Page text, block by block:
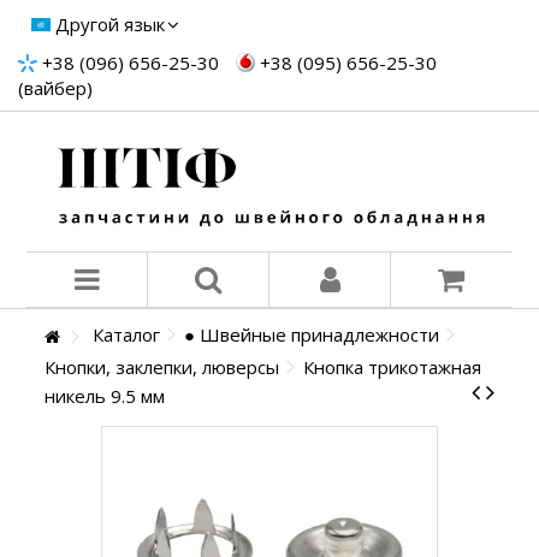
Другой язык
+38 (096) 656-25-30
+38 (095) 656-25-30
(вайбер)
Каталог
● Швейные принадлежности
Кнопки, заклепки, люверсы
Кнопка трикотажная
никель 9.5 мм